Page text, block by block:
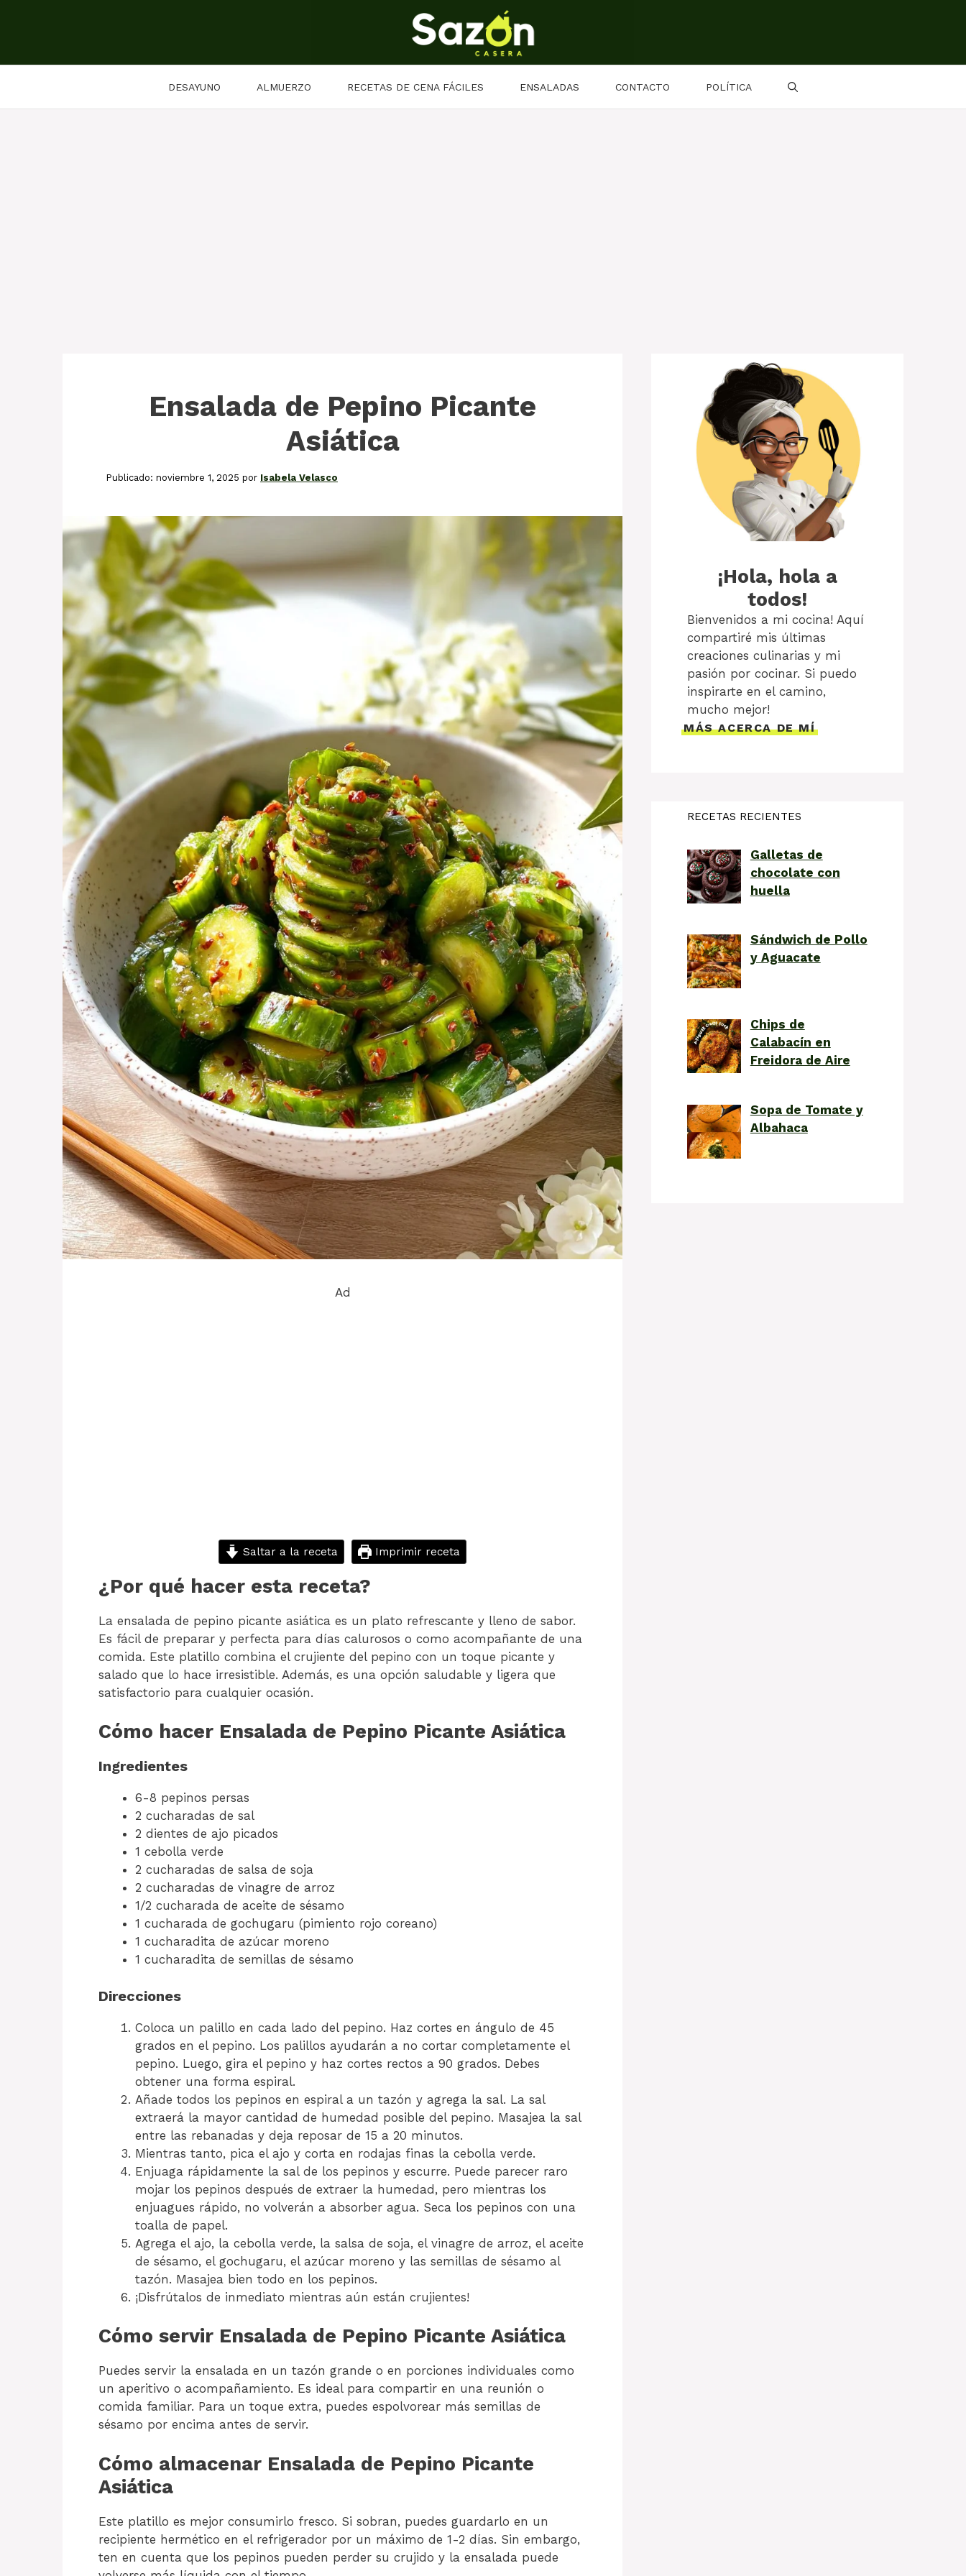
DESAYUNO ALMUERZO RECETAS DE CENA FÁCILES ENSALADAS CONTACTO POLÍTICA
Ensalada de Pepino Picante
Asiática
noviembre 1, 2025 por Isabela Velasco
Ad
Saltar a la receta Imprimir receta
¿Por qué hacer esta receta?
La ensalada de pepino picante asiática es un plato refrescante y lleno de sabor.
Es fácil de preparar y perfecta para días calurosos o como acompañante de una
comida. Este platillo combina el crujiente del pepino con un toque picante y
salado que lo hace irresistible. Además, es una opción saludable y ligera que
satisfactorio para cualquier ocasión.
Cómo hacer Ensalada de Pepino Picante Asiática
Ingredientes
6-8 pepinos persas
2 cucharadas de sal
2 dientes de ajo picados
1 cebolla verde
2 cucharadas de salsa de soja
2 cucharadas de vinagre de arroz
1/2 cucharada de aceite de sésamo
1 cucharada de gochugaru (pimiento rojo coreano)
1 cucharadita de azúcar moreno
1 cucharadita de semillas de sésamo
Direcciones
Coloca un palillo en cada lado del pepino. Haz cortes en ángulo de 45
grados en el pepino. Los palillos ayudarán a no cortar completamente el
pepino. Luego, gira el pepino y haz cortes rectos a 90 grados. Debes
obtener una forma espiral.
Añade todos los pepinos en espiral a un tazón y agrega la sal. La sal
extraerá la mayor cantidad de humedad posible del pepino. Masajea la sal
entre las rebanadas y deja reposar de 15 a 20 minutos.
Mientras tanto, pica el ajo y corta en rodajas finas la cebolla verde.
Enjuaga rápidamente la sal de los pepinos y escurre. Puede parecer raro
mojar los pepinos después de extraer la humedad, pero mientras los
enjuagues rápido, no volverán a absorber agua. Seca los pepinos con una
toalla de papel.
Agrega el ajo, la cebolla verde, la salsa de soja, el vinagre de arroz, el aceite
de sésamo, el gochugaru, el azúcar moreno y las semillas de sésamo al
tazón. Masajea bien todo en los pepinos.
¡Disfrútalos de inmediato mientras aún están crujientes!
Cómo servir Ensalada de Pepino Picante Asiática
Puedes servir la ensalada en un tazón grande o en porciones individuales como
un aperitivo o acompañamiento. Es ideal para compartir en una reunión o
comida familiar. Para un toque extra, puedes espolvorear más semillas de
sésamo por encima antes de servir.
Cómo almacenar Ensalada de Pepino Picante
Asiática
Este platillo es mejor consumirlo fresco. Si sobran, puedes guardarlo en un
recipiente hermético en el refrigerador por un máximo de 1-2 días. Sin embargo,
ten en cuenta que los pepinos pueden perder su crujido y la ensalada puede
¡Hola, hola a
todos!
Bienvenidos a mi cocina! Aquí
compartiré mis últimas
creaciones culinarias y mi
pasión por cocinar. Si puedo
inspirarte en el camino,
mucho mejor!
MÁS ACERCA DE MÍ
RECETAS RECIENTES
Galletas de
chocolate con
huella
Sándwich de Pollo
y Aguacate
Chips de
Calabacín en
Freidora de Aire
Sopa de Tomate y
Albahaca